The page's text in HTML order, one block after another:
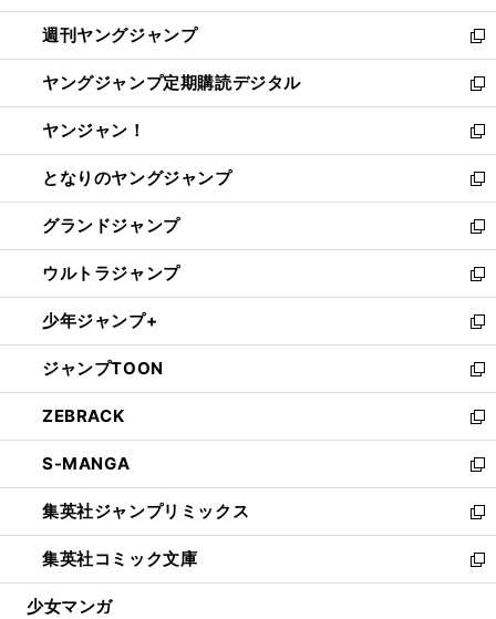
開
く
ウ
で
開
く
ン
ド
ウ
で
開
く
ウ
ィ
ン
ド
ウ
で
開
く
週刊ヤングジャンプ
新
し
い
ウ
ィ
ン
ド
ウ
で
開
く
ヤングジャンプ定期購読デジタル
新
し
い
ウ
ィ
ン
ド
ウ
で
開
く
ヤンジャン！
新
し
い
ウ
ィ
ン
ド
ウ
で
開
く
となりのヤングジャンプ
新
し
い
ウ
ィ
ン
ド
ウ
で
開
く
グランドジャンプ
新
し
い
ウ
ィ
ン
ド
ウ
で
開
く
ウルトラジャンプ
新
し
い
ウ
ィ
ン
ド
ウ
で
開
く
少年ジャンプ+
新
し
い
ウ
ィ
ン
ド
ウ
で
開
く
ジャンプTOON
新
し
い
ウ
ィ
ン
ド
ウ
で
開
ZEBRACK
新
し
い
ウ
ィ
ン
ド
ウ
S-MANGA
新
し
い
ウ
ィ
ン
集英社ジャンプリミックス
新
し
い
ウ
集英社コミック文庫
新
し
少女マンガ